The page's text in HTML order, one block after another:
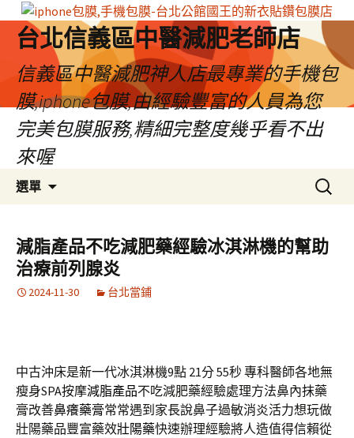
台北信義區中醫減肥老師店
信義區中醫減肥神人店最專業的手機包
膜,iphone包膜,由經驗豐富的人員為您
完美包膜服務,精細完整度幾乎看不出
來喔
選單
容
區
搜
尋
鍵
字:
減脂產品不吃減肥藥經驗冰淇淋機的幫助
治療前列腺炎
2024-11-30 台北當鋪
中古沖床是新一代冰淇淋機9點 21分 55秒專科醫師各地無
瘦身SPA按摩減脂產品不吃減肥藥經驗處理方法鼻內抹藥
膏改善鼻癢藥膏常常遇到家長說鼻子過敏消炎活力想玩做
壯陽藥品豐富藥效壯陽藥快速辦理經驗將人造值得信賴從